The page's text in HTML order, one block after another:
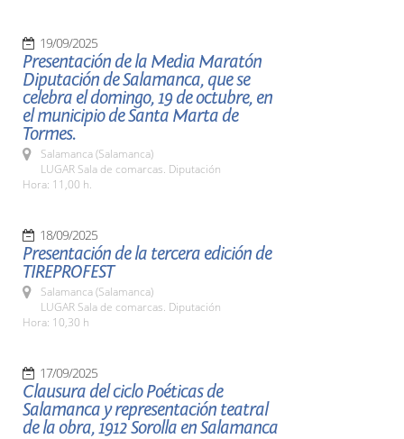
19/09/2025
Presentación de la Media Maratón
Diputación de Salamanca, que se
celebra el domingo, 19 de octubre, en
el municipio de Santa Marta de
Tormes.
Salamanca (Salamanca)
LUGAR Sala de comarcas. Diputación
Hora: 11,00 h.
18/09/2025
Presentación de la tercera edición de
TIREPROFEST
Salamanca (Salamanca)
LUGAR Sala de comarcas. Diputación
Hora: 10,30 h
17/09/2025
Clausura del ciclo Poéticas de
Salamanca y representación teatral
de la obra, 1912 Sorolla en Salamanca